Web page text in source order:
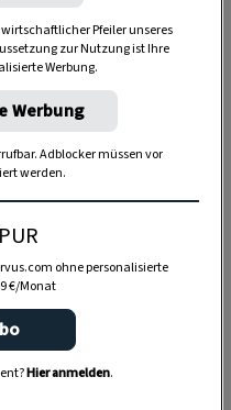
Pfeiler unseres
zur Nutzung ist Ihre
Werbung.
Werbung
Adblocker müssen vor
werden.
ohne personalisierte
€/Monat
Hier anmelden.